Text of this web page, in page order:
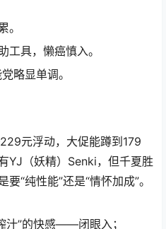
。
工具，懒癌慎入。
略显单调。
元浮动，大促能蹲到179
YJ（妖精）Senki，但千夏胜
“纯性能”还是“情怀加成”。
”的快感——闭眼入；